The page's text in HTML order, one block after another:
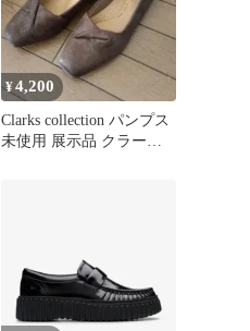
¥4,200
Clarks collection パンプス
未使用 展示品 クラーク